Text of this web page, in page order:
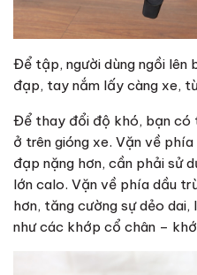
Để tập, người dùng ngồi lên
đạp, tay nắm lấy càng xe,
Để thay đổi độ khó, bạn có
ở trên gióng xe. Vặn về
đạp nặng hơn, cần phải sử
lớn calo. Vặn về phía dầu
hơn, tăng cường sự dẻo
như các khớp cổ chân –